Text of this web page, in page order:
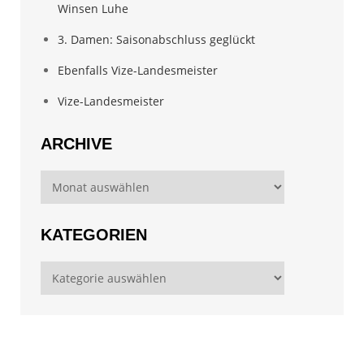
Winsen Luhe
3. Damen: Saisonabschluss geglückt
Ebenfalls Vize-Landesmeister
Vize-Landesmeister
ARCHIVE
Archive
KATEGORIEN
Kategorien